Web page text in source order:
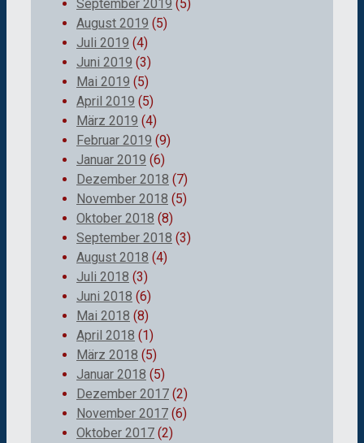
September 2019 (5)
August 2019 (5)
Juli 2019 (4)
Juni 2019 (3)
Mai 2019 (5)
April 2019 (5)
März 2019 (4)
Februar 2019 (9)
Januar 2019 (6)
Dezember 2018 (7)
November 2018 (5)
Oktober 2018 (8)
September 2018 (3)
August 2018 (4)
Juli 2018 (3)
Juni 2018 (6)
Mai 2018 (8)
April 2018 (1)
März 2018 (5)
Januar 2018 (5)
Dezember 2017 (2)
November 2017 (6)
Oktober 2017 (2)